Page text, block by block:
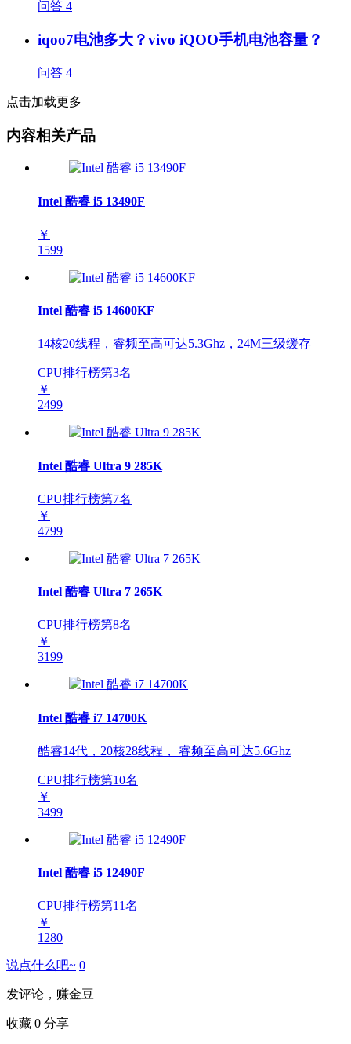
问答 4
iqoo7电池多大？vivo iQOO手机电池容量？
问答 4
点击加载更多
内容相关产品
Intel 酷睿 i5 13490F
￥
1599
Intel 酷睿 i5 14600KF
14核20线程，睿频至高可达5.3Ghz，24M三级缓存
CPU排行榜第3名
￥
2499
Intel 酷睿 Ultra 9 285K
CPU排行榜第7名
￥
4799
Intel 酷睿 Ultra 7 265K
CPU排行榜第8名
￥
3199
Intel 酷睿 i7 14700K
酷睿14代，20核28线程， 睿频至高可达5.6Ghz
CPU排行榜第10名
￥
3499
Intel 酷睿 i5 12490F
CPU排行榜第11名
￥
1280
说点什么吧~ 0
发评论，赚金豆
收藏 0 分享